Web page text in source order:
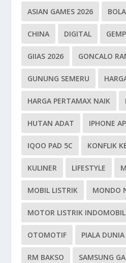
ASIAN GAMES 2026 BOLA
CHINA DIGITAL
GIIAS 2026 GONCALO
GUNUNG SEMERU
HARGA PERTAMAX NAIK
HUTAN ADAT IPHONE
IQOO PAD 5C KONFLIK
KULINER LIFESTYLE
MOBIL LISTRIK MONDO
MOTOR LISTRIK INDOMOBIL
OTOMOTIF PIALA
RM BAKSO SAMSUNG